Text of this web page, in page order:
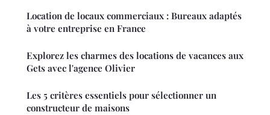
Location de locaux commerciaux : Bureaux adaptés
à votre entreprise en France
Explorez les charmes des locations de vacances aux
Gets avec l'agence Olivier
Les 5 critères essentiels pour sélectionner un
constructeur de maisons